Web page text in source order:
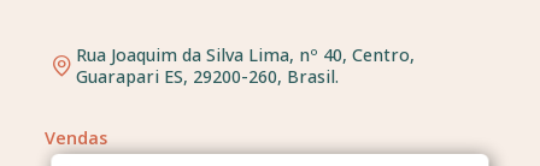
Rua Joaquim da Silva Lima, nº 40, Centro,
Guarapari ES, 29200-260, Brasil.
Vendas